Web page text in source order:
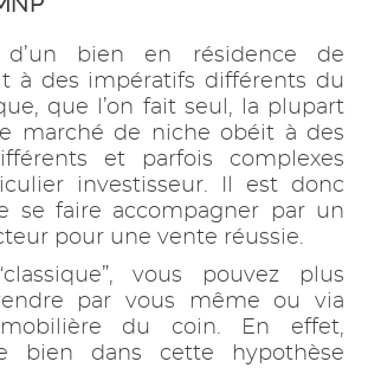
d’un bien en résidence de
à des impératifs différents du
que l’on fait seul, la plupart
marché de niche obéit à des
et parfois complexes
investisseur. Il est donc
se faire accompagner par un
pour une vente réussie.
vous pouvez plus
par vous même ou via
du coin. En effet,
bien dans cette hypothèse